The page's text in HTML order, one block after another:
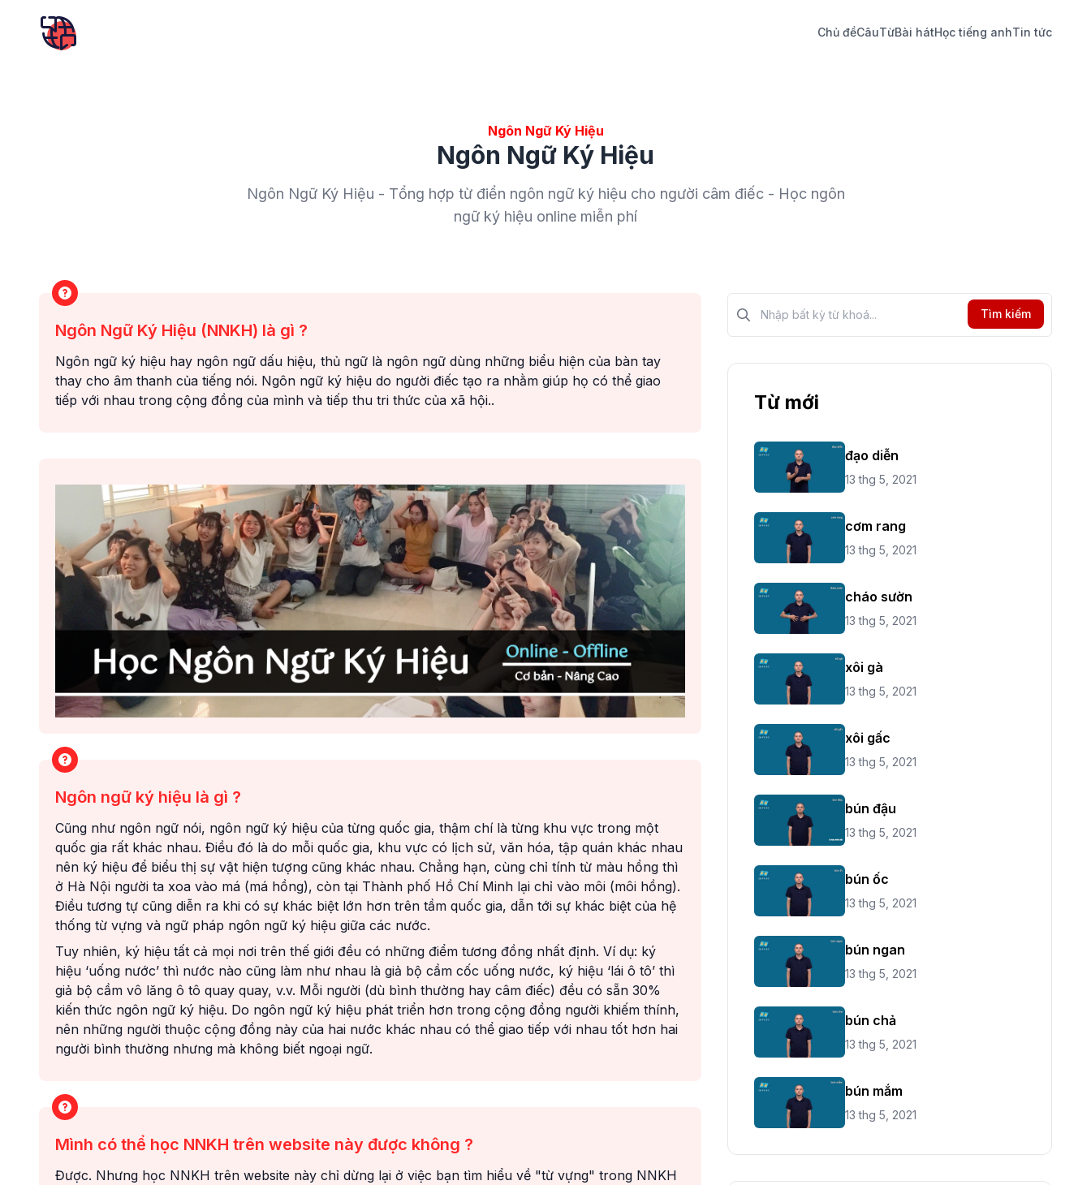
Chủ đềCâuTừBài hátHọc tiếng anhTin tức
Ngôn Ngữ Ký Hiệu
Ngôn Ngữ Ký Hiệu
Ngôn Ngữ Ký Hiệu - Tổng hợp từ điển ngôn ngữ ký hiệu cho người câm điếc - Học ngôn
ngữ ký hiệu online miễn phí
Ngôn Ngữ Ký Hiệu (NNKH) là gì ?
Ngôn ngữ ký hiệu hay ngôn ngữ dấu hiệu, thủ ngữ là ngôn ngữ dùng những biểu hiện của bàn tay
thay cho âm thanh của tiếng nói. Ngôn ngữ ký hiệu do người điếc tạo ra nhằm giúp họ có thể giao
tiếp với nhau trong cộng đồng của mình và tiếp thu tri thức của xã hội..
Ngôn ngữ ký hiệu là gì ?
Cũng như ngôn ngữ nói, ngôn ngữ ký hiệu của từng quốc gia, thậm chí là từng khu vực trong một
quốc gia rất khác nhau. Điều đó là do mỗi quốc gia, khu vực có lịch sử, văn hóa, tập quán khác nhau
nên ký hiệu để biểu thị sự vật hiện tượng cũng khác nhau. Chẳng hạn, cùng chỉ tính từ màu hồng thì
ở Hà Nội người ta xoa vào má (má hồng), còn tại Thành phố Hồ Chí Minh lại chỉ vào môi (môi hồng).
Điều tương tự cũng diễn ra khi có sự khác biệt lớn hơn trên tầm quốc gia, dẫn tới sự khác biệt của hệ
thống từ vựng và ngữ pháp ngôn ngữ ký hiệu giữa các nước.
Tuy nhiên, ký hiệu tất cả mọi nơi trên thế giới đều có những điểm tương đồng nhất định. Ví dụ: ký
hiệu ‘uống nước’ thì nước nào cũng làm như nhau là giả bộ cầm cốc uống nước, ký hiệu ‘lái ô tô’ thì
giả bộ cầm vô lăng ô tô quay quay, v.v. Mỗi người (dù bình thường hay câm điếc) đều có sẵn 30%
kiến thức ngôn ngữ ký hiệu. Do ngôn ngữ ký hiệu phát triển hơn trong cộng đồng người khiếm thính,
nên những người thuộc cộng đồng này của hai nước khác nhau có thể giao tiếp với nhau tốt hơn hai
người bình thường nhưng mà không biết ngoại ngữ.
Mình có thể học NNKH trên website này được không ?
Được. Nhưng học NNKH trên website này chỉ dừng lại ở việc bạn tìm hiểu về "từ vựng" trong NNKH
Tìm kiếm?>
Tìm kiếm
Từ mới
đạo diễn
13 thg 5, 2021
cơm rang
13 thg 5, 2021
cháo sườn
13 thg 5, 2021
xôi gà
13 thg 5, 2021
xôi gấc
13 thg 5, 2021
bún đậu
13 thg 5, 2021
bún ốc
13 thg 5, 2021
bún ngan
13 thg 5, 2021
bún chả
13 thg 5, 2021
bún mắm
13 thg 5, 2021